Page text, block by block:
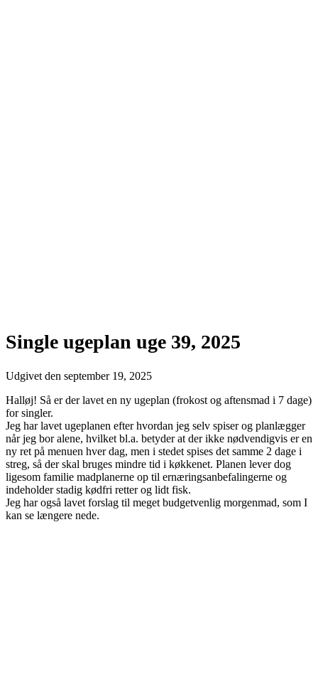
Single ugeplan uge 39, 2025
Udgivet den september 19, 2025
Halløj! Så er der lavet en ny ugeplan (frokost og aftensmad i 7 dage)
for singler.
Jeg har lavet ugeplanen efter hvordan jeg selv spiser og planlægger
når jeg bor alene, hvilket bl.a. betyder at der ikke nødvendigvis er en
ny ret på menuen hver dag, men i stedet spises det samme 2 dage i
streg, så der skal bruges mindre tid i køkkenet. Planen lever dog
ligesom familie madplanerne op til ernæringsanbefalingerne og
indeholder stadig kødfri retter og lidt fisk.
Jeg har også lavet forslag til meget budgetvenlig morgenmad, som I
kan se længere nede.